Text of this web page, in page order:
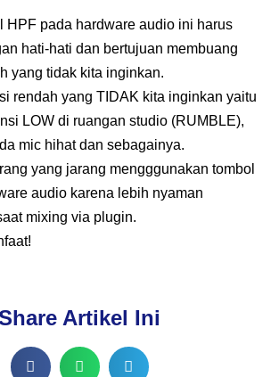
HPF pada hardware audio ini harus
hati-hati dan bertujuan membuang
yang tidak kita inginkan.
rendah yang TIDAK kita inginkan yaitu
LOW di ruangan studio (RUMBLE),
mic hihat dan sebagainya.
yang jarang mengggunakan tombol
audio karena lebih nyaman
mixing via plugin.
Artikel Ini